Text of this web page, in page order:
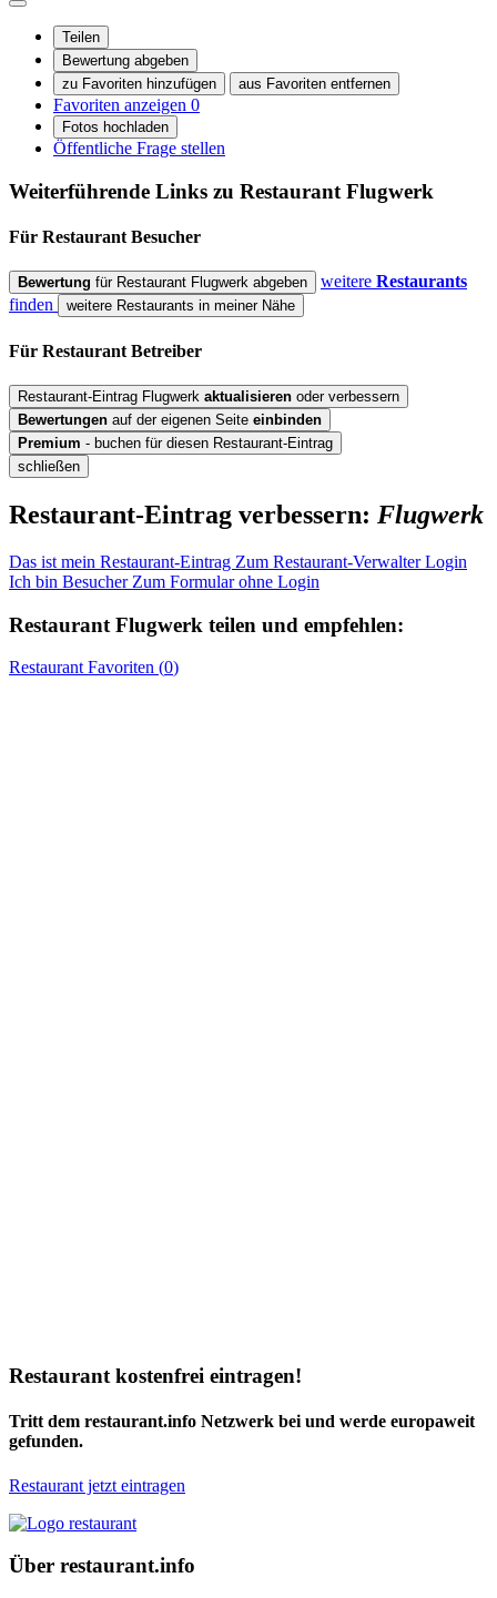
Teilen
Bewertung abgeben
zu Favoriten hinzufügen
aus Favoriten entfernen
Favoriten anzeigen 0
Fotos hochladen
Öffentliche Frage stellen
Weiterführende Links zu Restaurant Flugwerk
Für Restaurant Besucher
Bewertung für Restaurant Flugwerk abgeben weitere Restaurants
finden
weitere Restaurants in meiner Nähe
Für Restaurant Betreiber
Restaurant-Eintrag Flugwerk aktualisieren oder verbessern
Bewertungen auf der eigenen Seite einbinden
Premium - buchen für diesen Restaurant-Eintrag
schließen
Restaurant-Eintrag verbessern: Flugwerk
Das ist mein Restaurant-Eintrag Zum Restaurant-Verwalter Login
Ich bin Besucher Zum Formular ohne Login
Restaurant Flugwerk teilen und empfehlen:
Restaurant Favoriten (0)
Restaurant kostenfrei eintragen!
Tritt dem restaurant.info Netzwerk bei und werde europaweit
gefunden.
Restaurant jetzt eintragen
Über restaurant.info